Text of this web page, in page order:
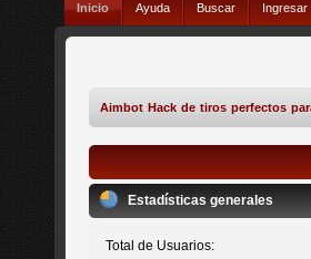
Inicio Ayuda Buscar Ingresar
Aimbot Hack de tiros perfectos
Estadísticas generales
Total de Usuarios: